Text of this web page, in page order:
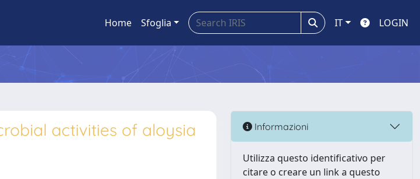
Home Sfoglia IT LOGIN
activities of aloysia
Informazioni
Utilizza questo identificativo per
citare o creare un link a questo